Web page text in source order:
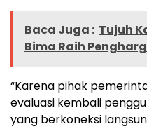
Baca Juga : Tujuh
Bima Raih
“Karena pihak
evaluasi kembali
yang berkoneksi